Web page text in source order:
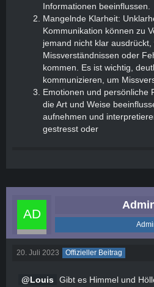
Informationen beeinflussen.
Mangelnde Klarheit:
Kommunikation können zu
jemand nicht klar
Missverständnissen oder
kommen. Es ist wichtig,
kommunizieren, um
Emotionen und persönliche
die Art und Weise
aufnehmen und
gestresst oder
20. Juli 2023 Offizieller Beitrag
Louis Gibt es Himmel und